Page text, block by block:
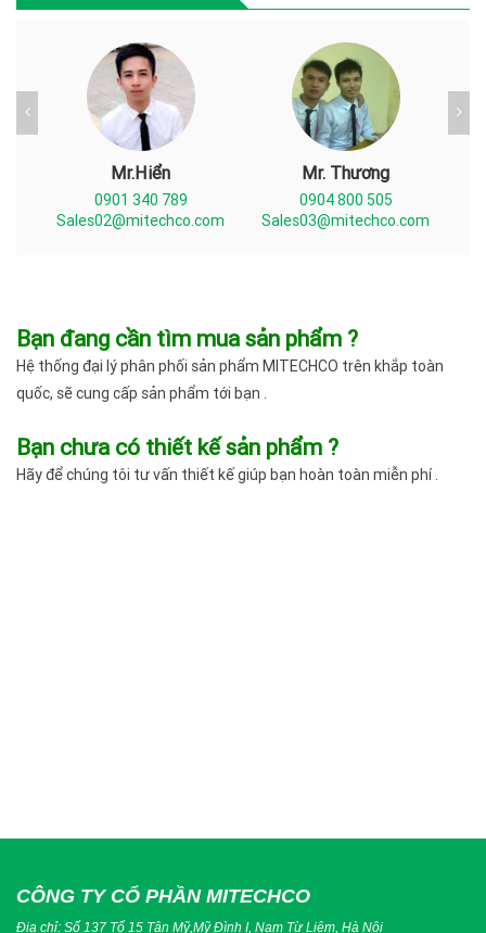
Mr.Hiển
0901 340 789
Sales02@mitechco.com
Mr. Thương
0904 800 505
Sales03@mitechco.com
Bạn đang cần tìm mua sản phẩm ?
Hệ thống đại lý phân phối sản phẩm MITECHCO trên khắp toàn
quốc, sẽ cung cấp sản phẩm tới bạn .
Bạn chưa có thiết kế sản phẩm ?
Hãy để chúng tôi tư vấn thiết kế giúp bạn hoàn toàn miễn phí .
CÔNG TY CỔ PHẦN MITECHCO
Địa chỉ: Số 137 Tổ 15 Tân Mỹ,Mỹ Đình I, Nam Từ Liêm, Hà Nội